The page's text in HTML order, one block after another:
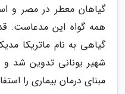
گیاهان معطر در مصر و
همه گواه این مدعاست.
گیاهی به نام ماتریکا
شهیر یونانی تدوین شد و
مبنای درمان بیماری را